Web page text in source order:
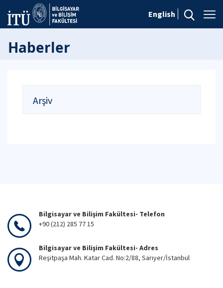
English
Haberler
Arşiv
Bilgisayar ve Bilişim Fakültesi- Telefon
+90 (212) 285 77 15
Bilgisayar ve Bilişim Fakültesi- Adres
Reşitpaşa Mah. Katar Cad. No:2/88, Sarıyer/İstanbul